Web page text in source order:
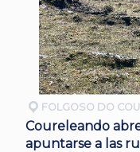
FOLGOSO DO
Coureleando
apuntarse a las